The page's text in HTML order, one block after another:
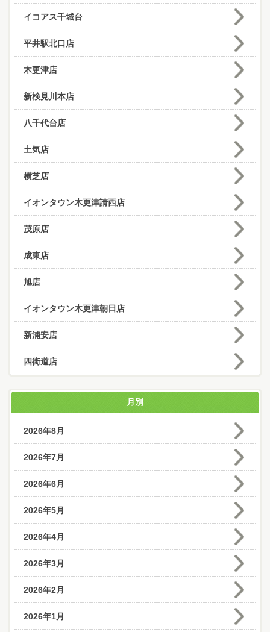
イコアス千城台
平井駅北口店
木更津店
新検見川本店
八千代台店
土気店
横芝店
イオンタウン木更津請西店
茂原店
成東店
旭店
イオンタウン木更津朝日店
新浦安店
四街道店
月別
2026年8月
2026年7月
2026年6月
2026年5月
2026年4月
2026年3月
2026年2月
2026年1月